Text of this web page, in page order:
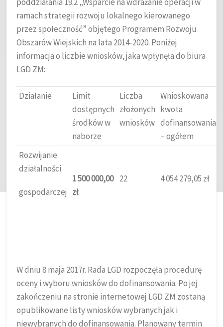
ramach strategii rozwoju lokalnego kierowanego
przez społeczność” objętego Programem Rozwoju
Obszarów Wiejskich na lata 2014-2020. Poniżej
informacja o liczbie wniosków, jaka wpłynęła do biura
LGD ZM:
Działanie
Limit
dostępnych
środków w
naborze
Liczba
złożonych
wniosków
Wnioskowana
kwota
dofinansowania
– ogółem
Rozwijanie
działalności
gospodarczej
1 500 000,00
zł
22 4 054 279,05 zł
W dniu 8 maja 2017r. Rada LGD rozpoczęła procedurę
oceny i wyboru wniosków do dofinansowania. Po jej
zakończeniu na stronie internetowej LGD ZM zostaną
opublikowane listy wniosków wybranych jak i
niewybranych do dofinansowania. Planowany termin